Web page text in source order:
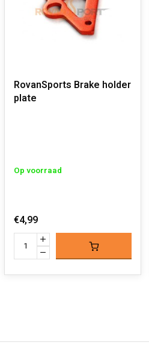
RovanSports Brake holder
plate
Op voorraad
€4,99